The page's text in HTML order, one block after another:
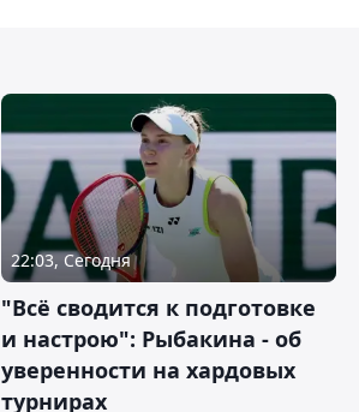
22:03, Сегодня
"Всё сводится к подготовке
и настрою": Рыбакина - об
уверенности на хардовых
турнирах